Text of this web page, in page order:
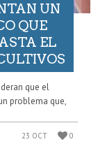
UN
QUE
EL
que el
problema que,
23 OCT 0